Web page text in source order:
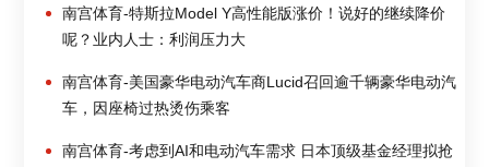
南宫体育-特斯拉Model Y高性能版涨价！说好的继续降价
呢？业内人士：利润压力大
南宫体育-美国豪华电动汽车商Lucid召回逾千辆豪华电动汽
车，因座椅过热烫伤乘客
南宫体育-考虑到AI和电动汽车需求 日本顶级基金经理拟抢